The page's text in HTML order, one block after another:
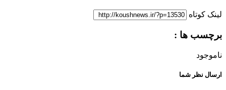
لینک کوتاه
برچسب ها :
ناموجود
ارسال نظر شما